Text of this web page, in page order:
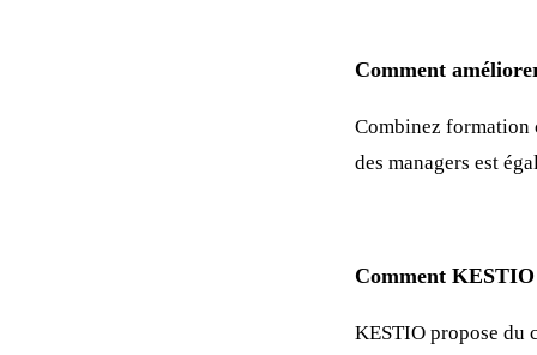
Comment
Combinez formation
des managers est
Comment
KESTIO propose du